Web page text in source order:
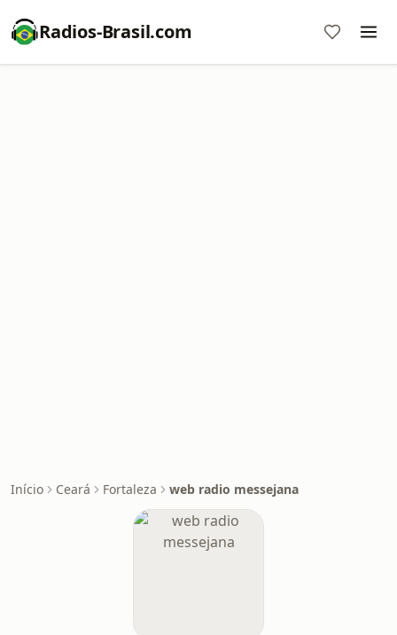
Radios-Brasil.com
Início Ceará Fortaleza web radio messejana